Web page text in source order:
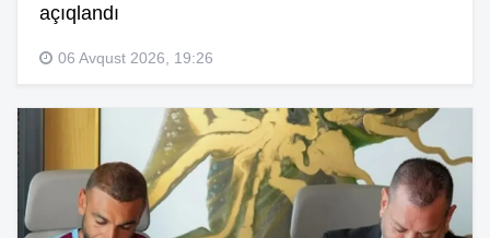
açıqlandı
06 Avqust 2026, 19:26